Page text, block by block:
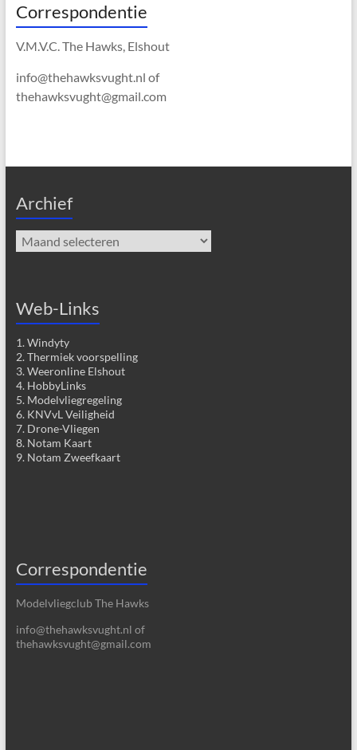
Correspondentie
V.M.V.C. The Hawks, Elshout
info@thehawksvught.nl of
thehawksvught@gmail.com
Archief
Archief
Web-Links
1. Windyty
2. Thermiek voorspelling
3. Weeronline Elshout
4. HobbyLinks
5. Modelvliegregeling
6. KNVvL Veiligheid
7. Drone-Vliegen
8. Notam Kaart
9. Notam Zweefkaart
Correspondentie
Modelvliegclub The Hawks
info@thehawksvught.nl of
thehawksvught@gmail.com